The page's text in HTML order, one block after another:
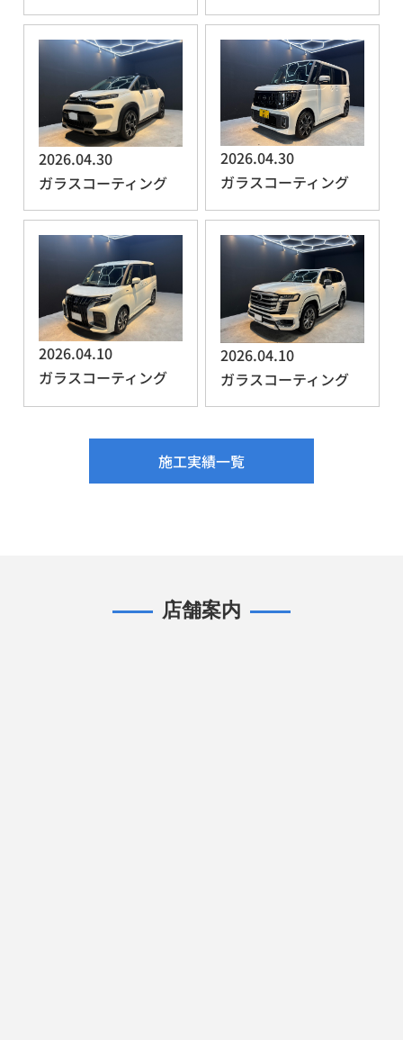
2026.04.30
ガラスコーティング
2026.04.30
ガラスコーティング
2026.04.10
ガラスコーティング
2026.04.10
ガラスコーティング
施工実績一覧
店舗案内